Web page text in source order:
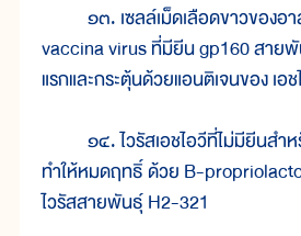
๑๓. เซลล์เม็ดเลือดขาวของอา
vaccina virus ที่มียีน gp160 สาย
แรกและกระตุ้นด้วยแอนติเจนของ เอ
๑๔. ไวรัสเอชไอวีที่ไม่มียีนสำห
ทำให้หมดฤทธิ์ ด้วย B-
ไวรัสสายพันธุ์ H2-321